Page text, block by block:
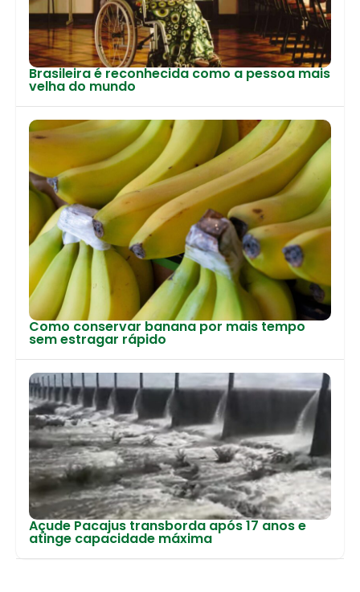
Brasileira é reconhecida como a pessoa mais
velha do mundo
Como conservar banana por mais tempo
sem estragar rápido
Açude Pacajus transborda após 17 anos e
atinge capacidade máxima